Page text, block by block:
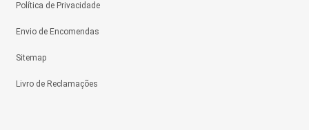
Política de Privacidade
Envio de Encomendas
Sitemap
Livro de Reclamações